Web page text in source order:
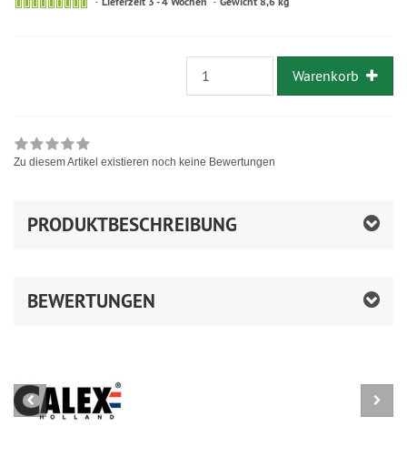
Warenkorb
Zu diesem Artikel existieren noch keine Bewertungen
PRODUKTBESCHREIBUNG
BEWERTUNGEN